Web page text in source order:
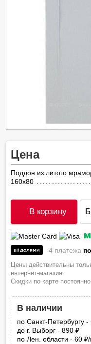
Цена
Поддон из литого
160x80
В корзину
4 платежа
Цены действительны
интернет-магазин.
Скидки по карте
В наличии
по Санкт-Петербургу -
до г. Выборг - 890
по Лен. области - 60
/